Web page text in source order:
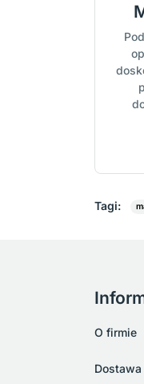
Tagi:
O firmie
Dostawa